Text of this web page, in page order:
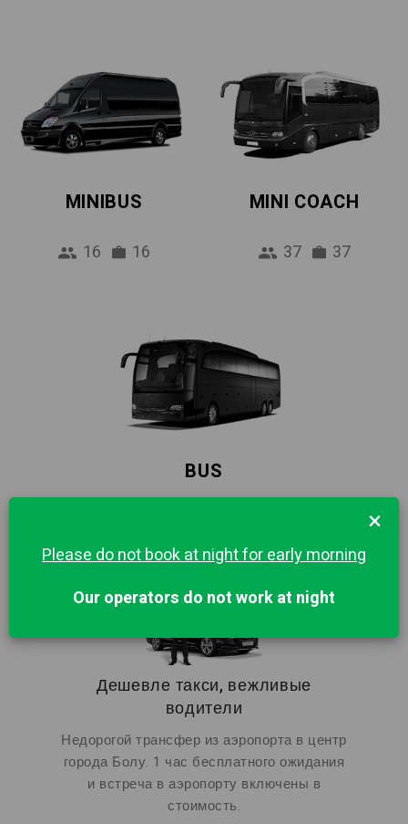
MINIBUS
16 16
MINI COACH
37 37
BUS
Дешевле такси, вежливые
водители
Недорогой трансфер из аэропорта в центр
города Болу. 1 час бесплатного ожидания
и встреча в аэропорту включены в
стоимость.
×
Please do not book at night for early morning
Our operators do not work at night